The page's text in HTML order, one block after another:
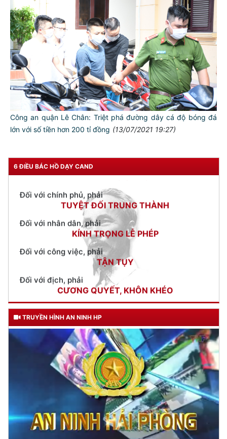
Công an quận Lê Chân: Triệt phá đường dây cá độ bóng đá
lớn với số tiền hơn 200 tỉ đồng (13/07/2021 19:27)
6 ĐIỀU BÁC HỒ DẠY CAND
TƯ CÁCH
NGƯỜI CÔNG AN CÁCH MỆNH LÀ:
Đối với tự mình, phải
CẦN, KIỆM, LIÊM, CHÍNH
Đối với đồng sự, phải
Đối với chính phủ, phải
TUYỆT ĐỐI TRUNG THÀNH
Đối với nhân dân, phải
KÍNH TRỌNG LỄ PHÉP
Đối với công việc, phải
TẬN TỤY
Đối với địch, phải
CƯƠNG QUYẾT, KHÔN KHÉO
Trích thư Chủ tịch Hồ Chí Minh
gửi Công an Khu XII,
ngày 11 tháng 3 năm 1948.
TRUYỀN HÌNH AN NINH HP